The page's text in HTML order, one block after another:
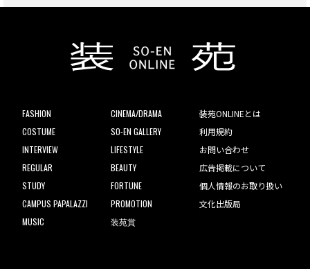
FASHION
COSTUME
INTERVIEW
REGULAR
STUDY
CAMPUS PAPALAZZI
MUSIC
CINEMA/DRAMA
SO-EN GALLERY
LIFESTYLE
BEAUTY
FORTUNE
PROMOTION
装苑賞
装苑ONLINEとは
利用規約
お問い合わせ
広告掲載について
個人情報のお取り扱い
文化出版局